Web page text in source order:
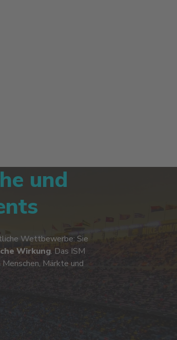
und
Wettbewerbe: Sie
Wirkung. Das ISM
Märkte und